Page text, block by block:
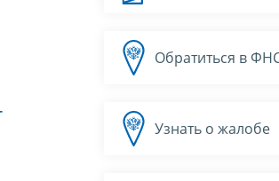
Обратиться в
Узнать о жалобе